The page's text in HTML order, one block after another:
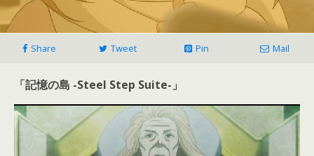
Share Tweet Pin Mail
「記憶の島 -Steel Step Suite-」